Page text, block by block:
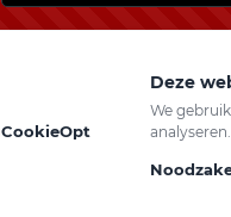
Vlooienmarkten.nl ©
CookieOpt
Deze
We
analyseren.